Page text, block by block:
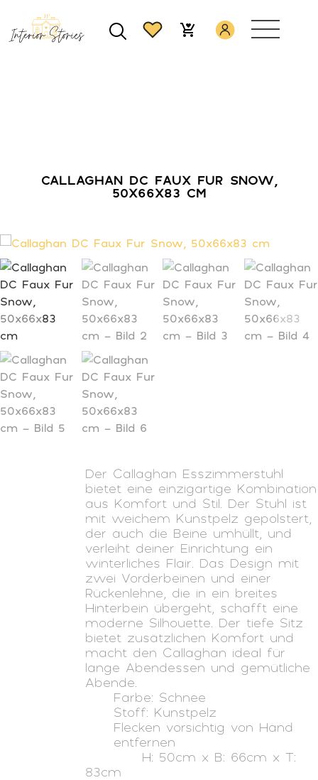
CALLAGHAN DC FAUX FUR SNOW,
50X66X83 CM
Der Callaghan Esszimmerstuhl
bietet eine einzigartige Kombination
aus Komfort und Stil. Der Stuhl ist
mit weichem Kunstpelz gepolstert,
der auch die Beine umhüllt, und
verleiht deiner Einrichtung ein
winterliches Flair. Das Design mit
zwei Vorderbeinen und einer
Rückenlehne, die in ein breites
Hinterbein übergeht, schafft eine
moderne Silhouette. Der tiefe Sitz
bietet zusätzlichen Komfort und
macht den Callaghan ideal für
lange Abendessen und gemütliche
Abende.
Farbe: Schnee
Stoff: Kunstpelz
Flecken vorsichtig von Hand
entfernen
H: 50cm x B: 66cm x T:
83cm